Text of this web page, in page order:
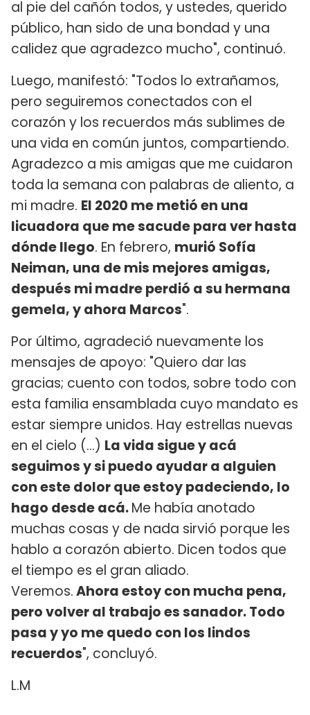
al pie del cañón todos, y ustedes, querido
público, han sido de una bondad y una
calidez que agradezco mucho", continuó.
Luego, manifestó: "Todos lo extrañamos,
pero seguiremos conectados con el
corazón y los recuerdos más sublimes de
una vida en común juntos, compartiendo.
Agradezco a mis amigas que me cuidaron
toda la semana con palabras de aliento, a
mi madre. El 2020 me metió en una
licuadora que me sacude para ver hasta
dónde llego. En febrero, murió Sofía
Neiman, una de mis mejores amigas,
después mi madre perdió a su hermana
gemela, y ahora Marcos".
Por último, agradeció nuevamente los
mensajes de apoyo: "Quiero dar las
gracias; cuento con todos, sobre todo con
esta familia ensamblada cuyo mandato es
estar siempre unidos. Hay estrellas nuevas
en el cielo (...) La vida sigue y acá
seguimos y si puedo ayudar a alguien
con este dolor que estoy padeciendo, lo
hago desde acá.Me había anotado
muchas cosas y de nada sirvió porque les
hablo a corazón abierto. Dicen todos que
el tiempo es el gran aliado.
Veremos.Ahora estoy con mucha pena,
pero volver al trabajo es sanador. Todo
pasa y yo me quedo con los lindos
recuerdos", concluyó.
L.M